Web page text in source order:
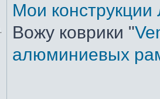
Мои конструкции
Вожу коврики "
алюминиевых